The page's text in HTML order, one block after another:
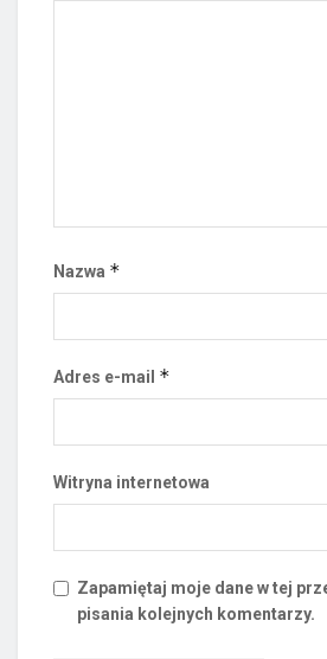
Nazwa *
Adres e-mail *
Witryna internetowa
Zapamiętaj moje dane w tej
pisania kolejnych komentarzy.